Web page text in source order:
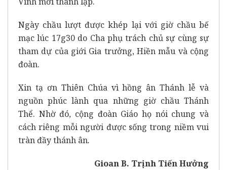
Ngày chầu lượt được khép lại với giờ chầu bế
mạc lúc 17g30 do Cha phụ trách chủ sự cùng sự
tham dự của giới Gia trưởng, Hiền mẫu và cộng
đoàn.
Xin tạ ơn Thiên Chúa vì hồng ân Thánh lễ và
nguồn phúc lành qua những giờ chầu Thánh
Thể. Nhờ đó, cộng đoàn Giáo họ nói chung và
cách riêng mỗi người được sống trong niềm vui
tràn đầy thánh ân.
Gioan B. Trịnh Tiến Hưởng